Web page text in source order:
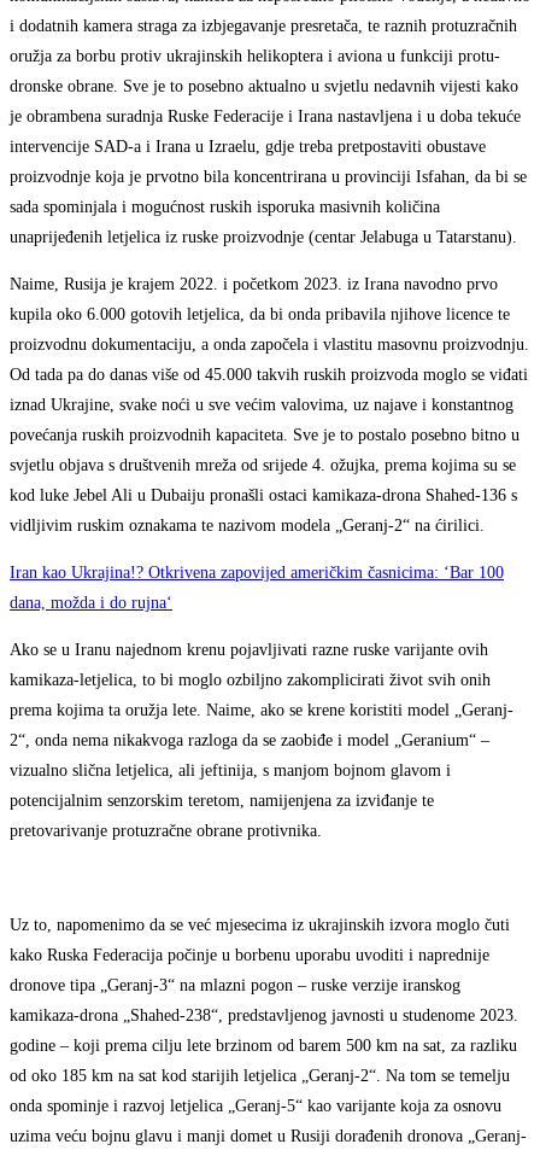
i dodatnih kamera straga za izbjegavanje presretača, te raznih protuzračnih
oružja za borbu protiv ukrajinskih helikoptera i aviona u funkciji protu-
dronske obrane. Sve je to posebno aktualno u svjetlu nedavnih vijesti kako
je obrambena suradnja Ruske Federacije i Irana nastavljena i u doba tekuće
intervencije SAD-a i Irana u Izraelu, gdje treba pretpostaviti obustave
proizvodnje koja je prvotno bila koncentrirana u provinciji Isfahan, da bi se
sada spominjala i mogućnost ruskih isporuka masivnih količina
unaprijeđenih letjelica iz ruske proizvodnje (centar Jelabuga u Tatarstanu).
Naime, Rusija je krajem 2022. i početkom 2023. iz Irana navodno prvo
kupila oko 6.000 gotovih letjelica, da bi onda pribavila njihove licence te
proizvodnu dokumentaciju, a onda započela i vlastitu masovnu proizvodnju.
Od tada pa do danas više od 45.000 takvih ruskih proizvoda moglo se viđati
iznad Ukrajine, svake noći u sve većim valovima, uz najave i konstantnog
povećanja ruskih proizvodnih kapaciteta. Sve je to postalo posebno bitno u
svjetlu objava s društvenih mreža od srijede 4. ožujka, prema kojima su se
kod luke Jebel Ali u Dubaiju pronašli ostaci kamikaza-drona Shahed-136 s
vidljivim ruskim oznakama te nazivom modela „Geranj-2“ na ćirilici.
Iran kao Ukrajina!? Otkrivena zapovijed američkim časnicima: ‘Bar 100
dana, možda i do rujna‘
Ako se u Iranu najednom krenu pojavljivati razne ruske varijante ovih
kamikaza-letjelica, to bi moglo ozbiljno zakomplicirati život svih onih
prema kojima ta oružja lete. Naime, ako se krene koristiti model „Geranj-
2“, onda nema nikakvoga razloga da se zaobiđe i model „Geranium“ –
vizualno slična letjelica, ali jeftinija, s manjom bojnom glavom i
potencijalnim senzorskim teretom, namijenjena za izviđanje te
pretovarivanje protuzračne obrane protivnika.
Uz to, napomenimo da se već mjesecima iz ukrajinskih izvora moglo čuti
kako Ruska Federacija počinje u borbenu uporabu uvoditi i naprednije
dronove tipa „Geranj-3“ na mlazni pogon – ruske verzije iranskog
kamikaza-drona „Shahed-238“, predstavljenog javnosti u studenome 2023.
godine – koji prema cilju lete brzinom od barem 500 km na sat, za razliku
od oko 185 km na sat kod starijih letjelica „Geranj-2“. Na tom se temelju
onda spominje i razvoj letjelica „Geranj-5“ kao varijante koja za osnovu
uzima veću bojnu glavu i manji domet u Rusiji dorađenih dronova „Geranj-